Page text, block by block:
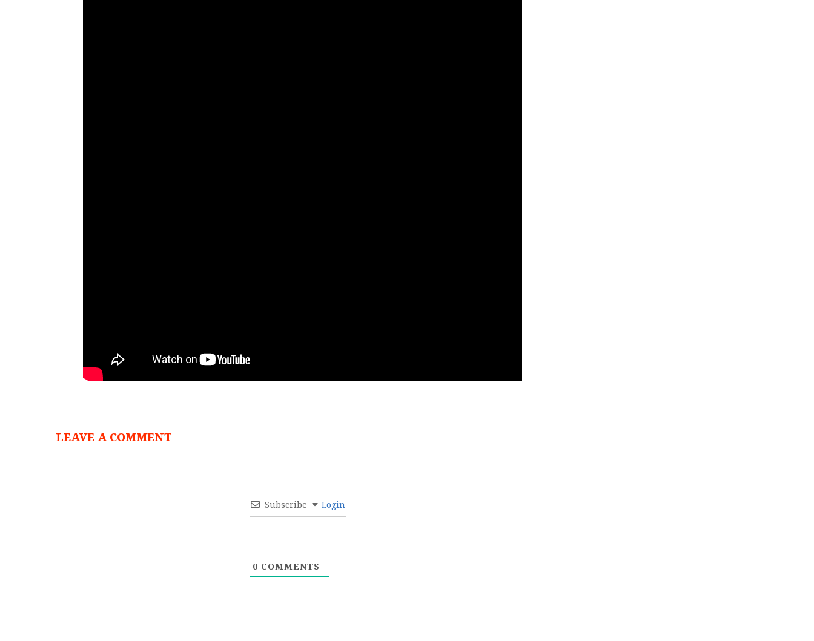
LEAVE A COMMENT
Subscribe Login
0 COMMENTS